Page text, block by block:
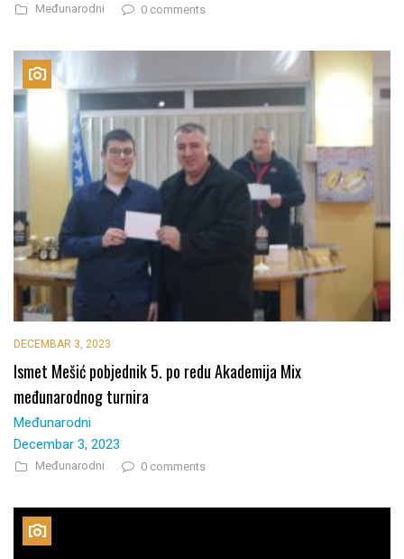
Međunarodni 0 comments
DECEMBAR 3, 2023
Ismet Mešić pobjednik 5. po redu Akademija Mix
međunarodnog turnira
Međunarodni
Decembar 3, 2023
Međunarodni 0 comments